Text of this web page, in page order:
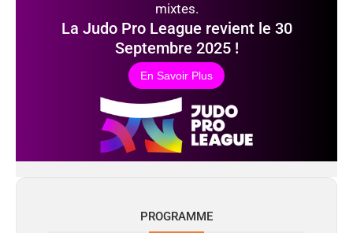
La Judo Pro League revient le 30
Septembre 2025 !
mixtes.
En Savoir Plus
PROGRAMME